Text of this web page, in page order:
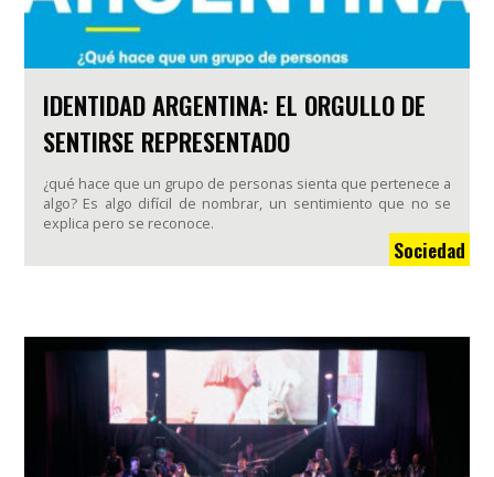
IDENTIDAD ARGENTINA: EL ORGULLO DE
SENTIRSE REPRESENTADO
¿qué hace que un grupo de personas sienta que pertenece a
algo? Es algo difícil de nombrar, un sentimiento que no se
explica pero se reconoce.
Sociedad